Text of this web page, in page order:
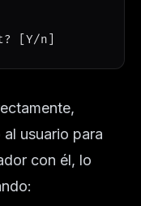
Y/n
usuario para
con él, lo